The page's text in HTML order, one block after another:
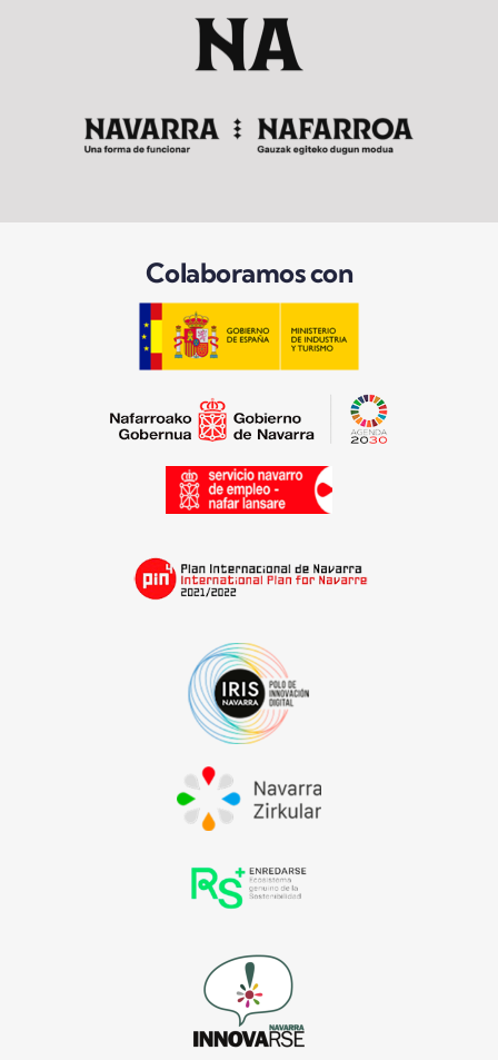
Colaboramos con